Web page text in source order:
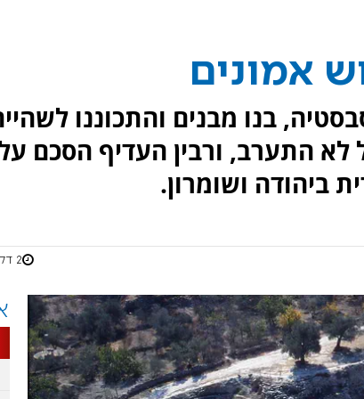
בנו מבנים והתכוננו
התערב, ורבין העדיף הסכם
ביהודה ושומרון.
2 דקות